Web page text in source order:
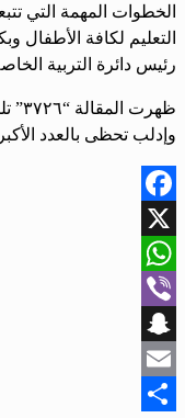
الخطوات المهمة التي
التعليم لكافة الأطفال
رئيس دائرة التربية
وإدلب تحظى بالعدد
Facebook
X
WhatsApp
Viber
Snapchat
Email